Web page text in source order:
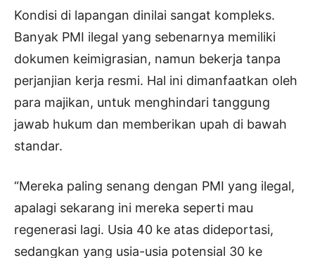
Kondisi di lapangan dinilai sangat kompleks.
Banyak PMI ilegal yang sebenarnya memiliki
dokumen keimigrasian, namun bekerja tanpa
perjanjian kerja resmi. Hal ini dimanfaatkan oleh
para majikan, untuk menghindari tanggung
jawab hukum dan memberikan upah di bawah
standar.
“Mereka paling senang dengan PMI yang ilegal,
apalagi sekarang ini mereka seperti mau
regenerasi lagi. Usia 40 ke atas dideportasi,
sedangkan yang usia-usia potensial 30 ke